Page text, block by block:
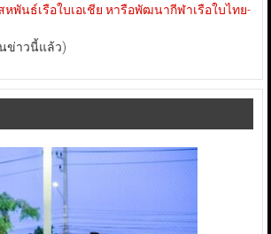
หพันธ์เรือใบเอเชีย หารือพัฒนากีฬาเรือใบไทย-
ข่าวนี้แล้ว)